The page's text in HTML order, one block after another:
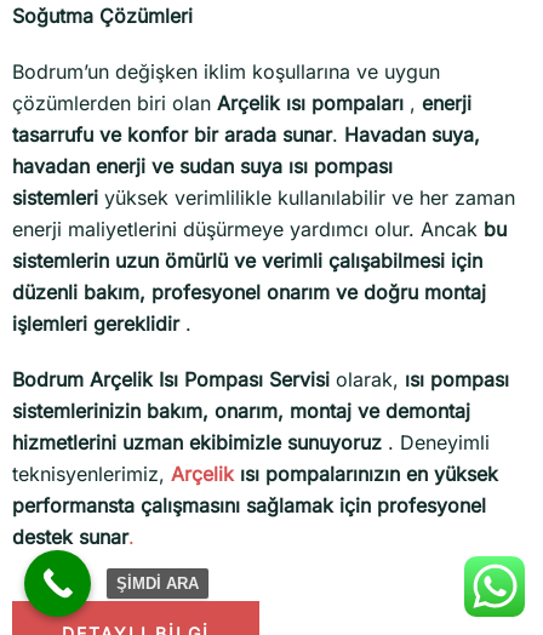
Soğutma Çözümleri
Bodrum’un değişken iklim koşullarına ve uygun
çözümlerden biri olan Arçelik ısı pompaları , enerji
tasarrufu ve konfor bir arada sunar. Havadan suya,
havadan enerji ve sudan suya ısı pompası
sistemleri yüksek verimlilikle kullanılabilir ve her zaman
enerji maliyetlerini düşürmeye yardımcı olur. Ancak bu
sistemlerin uzun ömürlü ve verimli çalışabilmesi için
düzenli bakım, profesyonel onarım ve doğru montaj
işlemleri gereklidir.
Bodrum Arçelik Isı Pompası Servisi olarak, ısı pompası
sistemlerinizin bakım, onarım, montaj ve demontaj
hizmetlerini uzman ekibimizle sunuyoruz . Deneyimli
teknisyenlerimiz, Arçelikısı pompalarınızın en yüksek
performansta çalışmasını sağlamak için profesyonel
destek sunar.
ŞİMDİ ARA